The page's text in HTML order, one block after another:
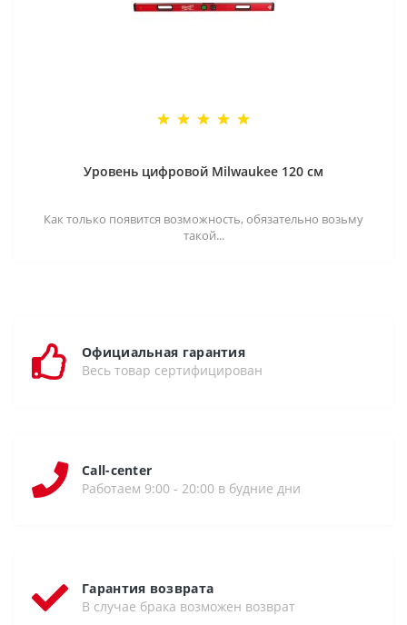
Уровень цифровой Milwaukee 120 см
Как только появится возможность, обязательно возьму
такой...
Официальная гарантия
Весь товар сертифицирован
Call-center
Работаем 9:00 - 20:00 в будние дни
Гарантия возврата
В случае брака возможен возврат